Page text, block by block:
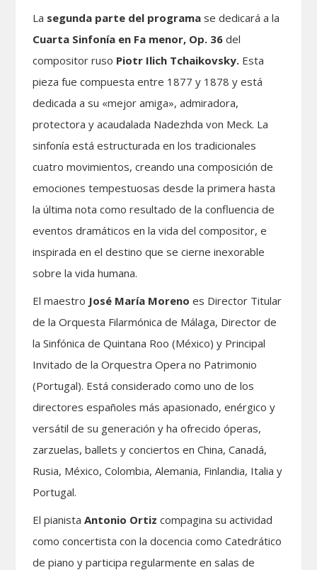
La segunda parte del programa se dedicará a la
Cuarta Sinfonía en Fa menor, Op. 36del
compositor ruso Piotr Ilich Tchaikovsky. Esta
pieza fue compuesta entre 1877 y 1878 y está
dedicada a su «mejor amiga», admiradora,
protectora y acaudalada Nadezhda von Meck. La
sinfonía está estructurada en los tradicionales
cuatro movimientos, creando una composición de
emociones tempestuosas desde la primera hasta
la última nota como resultado de la confluencia de
eventos dramáticos en la vida del compositor, e
inspirada en el destino que se cierne inexorable
sobre la vida humana.
El maestro José María Moreno es Director Titular
de la Orquesta Filarmónica de Málaga, Director de
la Sinfónica de Quintana Roo (México) y Principal
Invitado de la Orquestra Opera no Patrimonio
(Portugal). Está considerado como uno de los
directores españoles más apasionado, enérgico y
versátil de su generación y ha ofrecido óperas,
zarzuelas, ballets y conciertos en China, Canadá,
Rusia, México, Colombia, Alemania, Finlandia, Italia y
Portugal.
El pianistaAntonio Ortiz compagina su actividad
como concertista con la docencia como Catedrático
de piano y participa regularmente en salas de